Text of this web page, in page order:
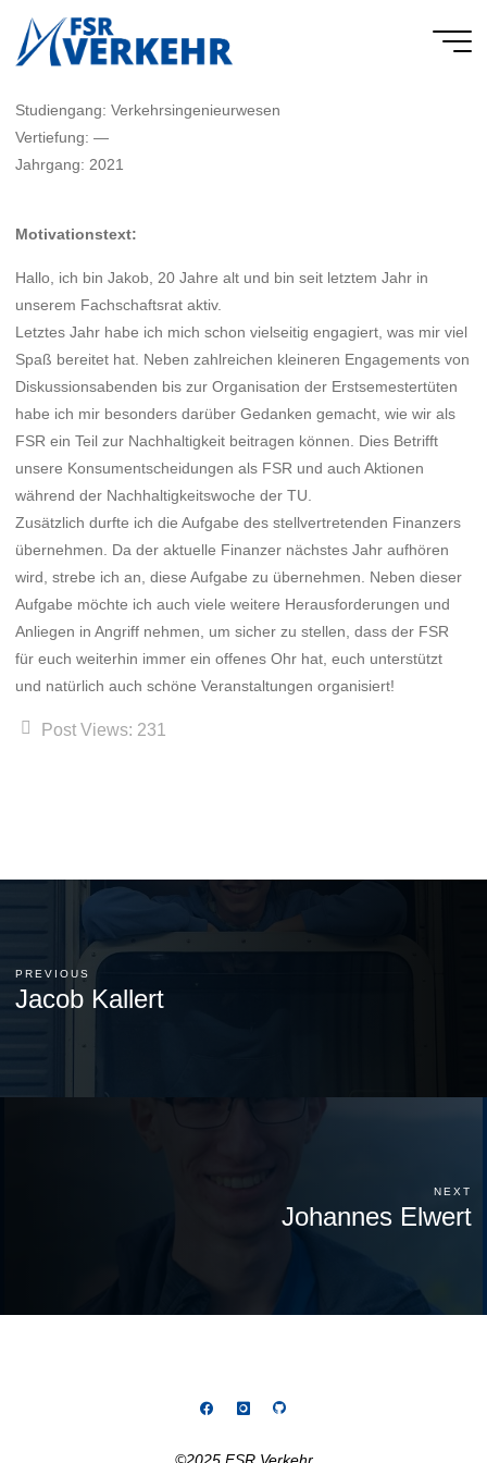
content
Studiengang: Verkehrsingenieurwesen
Vertiefung: —
Jahrgang: 2021
Motivationstext:
Hallo, ich bin Jakob, 20 Jahre alt und bin seit letztem Jahr in
unserem Fachschaftsrat aktiv.
Letztes Jahr habe ich mich schon vielseitig engagiert, was mir viel
Spaß bereitet hat. Neben zahlreichen kleineren Engagements von
Diskussionsabenden bis zur Organisation der Erstsemestertüten
habe ich mir besonders darüber Gedanken gemacht, wie wir als
FSR ein Teil zur Nachhaltigkeit beitragen können. Dies Betrifft
unsere Konsumentscheidungen als FSR und auch Aktionen
während der Nachhaltigkeitswoche der TU.
Zusätzlich durfte ich die Aufgabe des stellvertretenden Finanzers
übernehmen. Da der aktuelle Finanzer nächstes Jahr aufhören
wird, strebe ich an, diese Aufgabe zu übernehmen. Neben dieser
Aufgabe möchte ich auch viele weitere Herausforderungen und
Anliegen in Angriff nehmen, um sicher zu stellen, dass der FSR
für euch weiterhin immer ein offenes Ohr hat, euch unterstützt
und natürlich auch schöne Veranstaltungen organisiert!
Post Views: 231
PREVIOUS
Jacob Kallert
NEXT
Johannes Elwert